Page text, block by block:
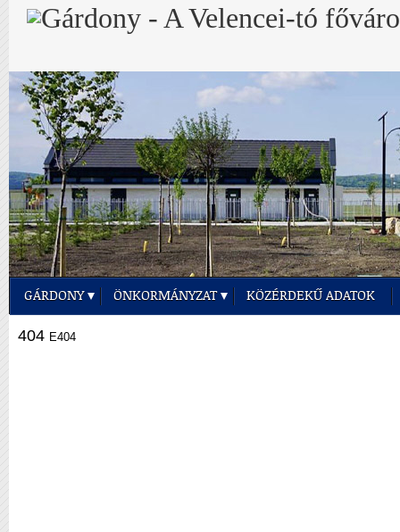
GÁRDONY ÖNKORMÁNYZAT KÖZÉRDEKŰ ADATOK
404 E404